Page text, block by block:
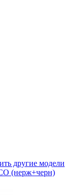
другие модели
(нерж+черн)